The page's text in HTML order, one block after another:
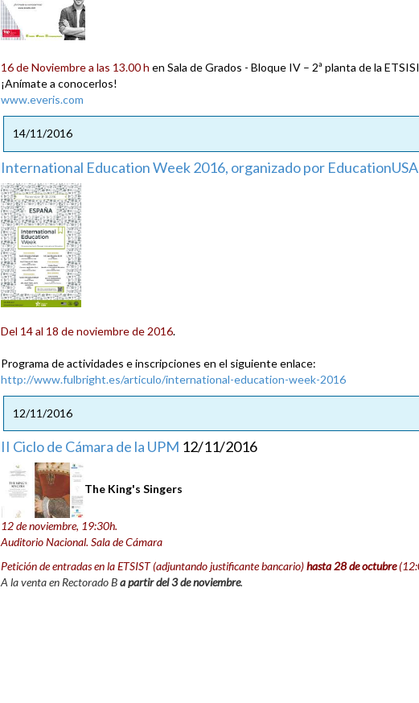
16 de Noviembre a las 13.00 h en Sala de Grados - Bloque IV – 2ª planta de la
¡Anímate a conocerlos!
www.everis.com
14/11/2016
International Education Week 2016, organizado por EducationUSA
Del 14 al 18 de noviembre de 2016.
Programa de actividades e inscripciones en el siguiente enlace:
http://www.fulbright.es/articulo/international-education-week-2016
12/11/2016
II Ciclo de Cámara de la UPM 12/11/2016
The King's Singers
12 de noviembre, 19:30h.
Auditorio Nacional. Sala de Cámara
Petición de entradas en la ETSIST (adjuntando justificante bancario)hasta 28 de octubre
A la venta en Rectorado Ba partir del 3 de noviembre.